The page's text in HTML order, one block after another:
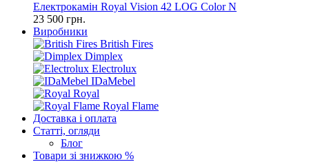
Електрокамін Royal Vision 42 LOG Color N
23 500 грн.
Виробники
British Fires
Dimplex
Electrolux
IDaMebel
Royal
Royal Flame
Доставка і оплата
Статті, огляди
Блог
Товари зі знижкою %